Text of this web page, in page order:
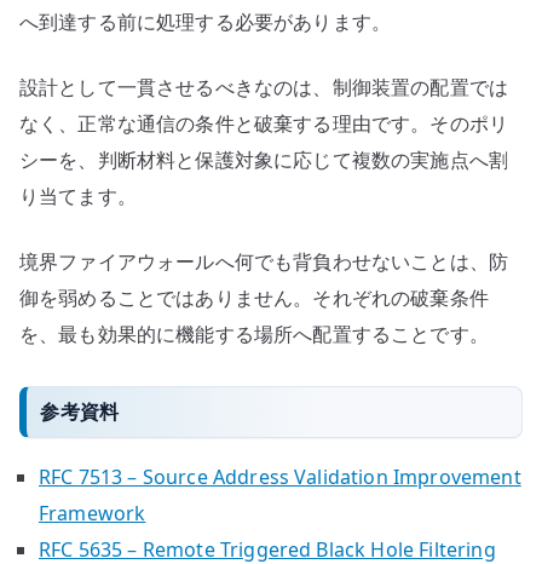
へ到達する前に処理する必要があります。
設計として一貫させるべきなのは、制御装置の配置では
なく、正常な通信の条件と破棄する理由です。そのポリ
シーを、判断材料と保護対象に応じて複数の実施点へ割
り当てます。
境界ファイアウォールへ何でも背負わせないことは、防
御を弱めることではありません。それぞれの破棄条件
を、最も効果的に機能する場所へ配置することです。
参考資料
RFC 7513 – Source Address Validation Improvement
Framework
RFC 5635 – Remote Triggered Black Hole Filtering